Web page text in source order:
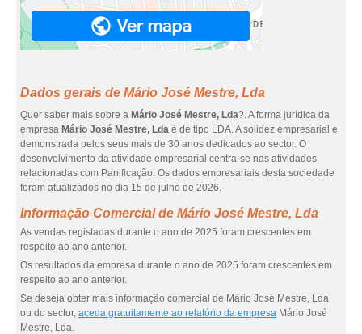
Dados gerais de Mário José Mestre, Lda
Quer saber mais sobre a Mário José Mestre, Lda?. A forma jurídica da
empresa Mário José Mestre, Lda é de tipo LDA. A solidez empresarial é
demonstrada pelos seus mais de 30 anos dedicados ao sector. O
desenvolvimento da atividade empresarial centra-se nas atividades
relacionadas com Panificação. Os dados empresariais desta sociedade
foram atualizados no dia 15 de julho de 2026.
Informação Comercial de Mário José Mestre, Lda
As vendas registadas durante o ano de 2025 foram crescentes em
respeito ao ano anterior.
Os resultados da empresa durante o ano de 2025 foram crescentes em
respeito ao ano anterior.
Se deseja obter mais informação comercial de Mário José Mestre, Lda
ou do sector, aceda gratuitamente ao relatório da empresa Mário José
Mestre, Lda.